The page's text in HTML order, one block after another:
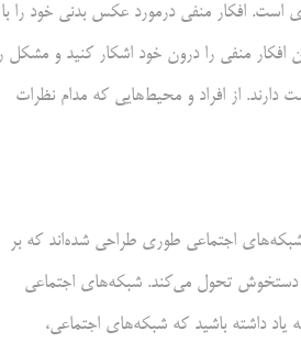
است. افکار منفی درمورد عکس بدنی خود را با
افکار منفی را درون خود اشکار کنید و مشکل
دارند. از افراد و محیط‌هایی که مدام نظرات
اجتماعی طوری طراحی شده‌اند که بر
را دستخوش تحول می‌کند. شبکه‌های اجتماعی
داشته باشید که شبکه‌های اجتماعی،